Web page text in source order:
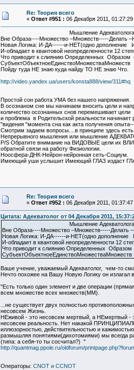
Re: Теория всего
« Ответ #951 : 06 Декабря 2011, 01:27:29
Мышление
Вне Образа----Множество –Множеств-----Делать
Новая Логика: И-ДА------и-НЕТ(одно дополнение
И-обладает в квантовой неопределенности 12
Что приводит к слиянию Определенных Образом
СубъектОбъектноеЕдинствоМножестваМножеств
Пойду туда НЕ знаю куда найду ТО НЕ знаю Что.
http://video.yandex.ua/users/konsta888/view/311#hq
Простой сон работа УМА без нашего напряжения.
В осознаном сне мы начинаем вносить цели и
количество осознанных снов перемешивает цели
и проблема в Родительской реальности
"видения "момента сна как акта получения
Смотрим задаем вопросы....в принципе здесь
Непрерывного мышления или мышление
P/S Обратите внимание на ВИДОВЫЕ цели их
обратной связи на работу Физиологии.
Ноосфера-ДНК-Нейрон-нейронная сеть-Социум.
Имеющий уши услышит Имеющий ГЛАЗ издаст
Re: Теория всего
« Ответ #952 : 06 Декабря 2011, 01:37:47
Цитата: Адекватолог от 04 Декабря 2011,
Мышление
Вне Образа----Множество –Множеств-----Делать
Новая Логика: И-ДА------и-НЕТ(одно дополнение
И-обладает в квантовой неопределенности 12
Что приводит к слиянию Определенных Образом
СубъектОбъектноеЕдинствоМножестваМножеств
Ваше учение, уважаемый Адекватолог, чем-то
Нечто похожее на Вашу Новую Логику он излагал
"Есть только один элемент и две операции
всем множестве всех множеств(ММ).
...не существует двух полностью
несовсем Жизнь.
НЕживой - это несовсем мертвый, а НЕмертвый -
несовсем реальность. Нет накакой
иллюзорностью, действительностью и
размышляя понятиями(дихотомиями) мы всегда
(типа: а себя-то ты сосчитал?) "
http://quantmag.ppole.ru/oldforum/
Операторы: CNOT и CCNOT